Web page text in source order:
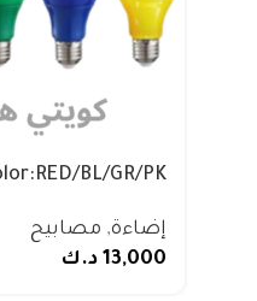
أخضر/وردي
إضاءة, مصابيح
13,000 د.ك